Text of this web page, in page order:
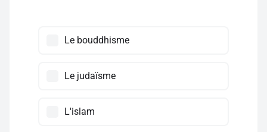
Le bouddhisme
Le judaïsme
L'islam